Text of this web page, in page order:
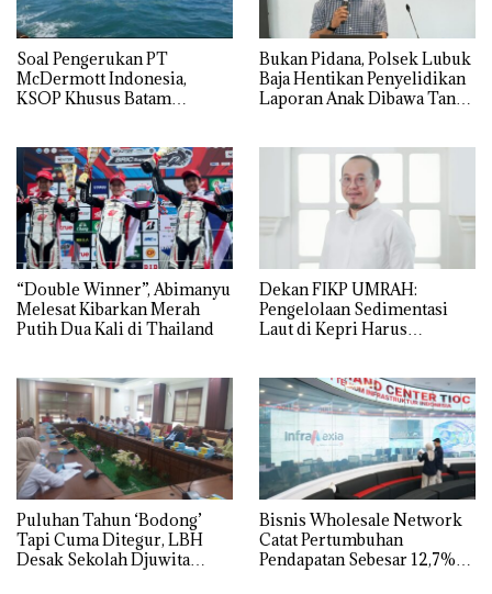
‎Soal Pengerukan PT
McDermott Indonesia,
KSOP Khusus Batam
Bukan Pidana, Polsek Lubuk
Baja Hentikan Penyelidikan
Laporan Anak Dibawa Tanpa
“Double Winner”, Abimanyu
Melesat Kibarkan Merah
Putih Dua Kali di Thailand
Dekan FIKP UMRAH:
Pengelolaan Sedimentasi
Laut di Kepri Harus
dengan Konservasi
Puluhan Tahun ‘Bodong’
Tapi Cuma Ditegur, LBH
Desak Sekolah Djuwita
Bisnis Wholesale Network
Catat Pertumbuhan
Pendapatan Sebesar 12,7%